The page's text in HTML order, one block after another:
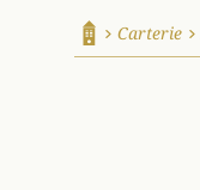
Accueil
Carterie